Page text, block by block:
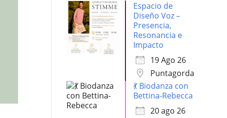
Espacio de
Diseño Voz –
Presencia,
Resonancia e
Impacto
19 Ago 26
Puntagorda
💃 Biodanza con
Bettina-Rebecca
20 ago 26